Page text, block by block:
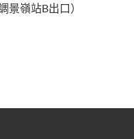
景嶺站B出口）